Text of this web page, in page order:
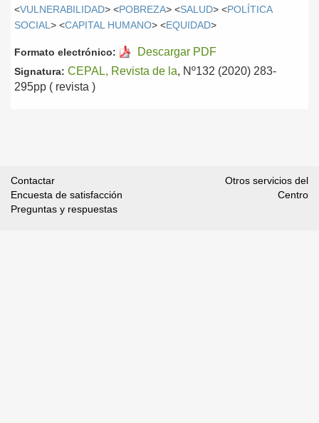
<VULNERABILIDAD> <POBREZA> <SALUD> <POLÍTICA
SOCIAL > <CAPITAL HUMANO> <EQUIDAD>
Formato electrónico: Descargar PDF
Signatura: CEPAL, Revista de la, Nº132 (2020) 283-
295pp ( revista )
Contactar
Encuesta de satisfacción
Preguntas y respuestas
Otros servicios del
Centro